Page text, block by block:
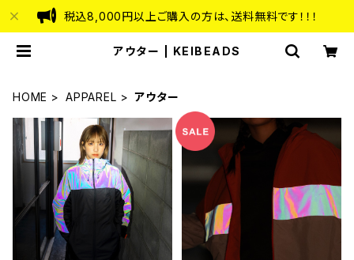
税込8,000円以上ご購入の方は、送料無料です！！！
アウター | KEIBEADS
HOME APPAREL アウター